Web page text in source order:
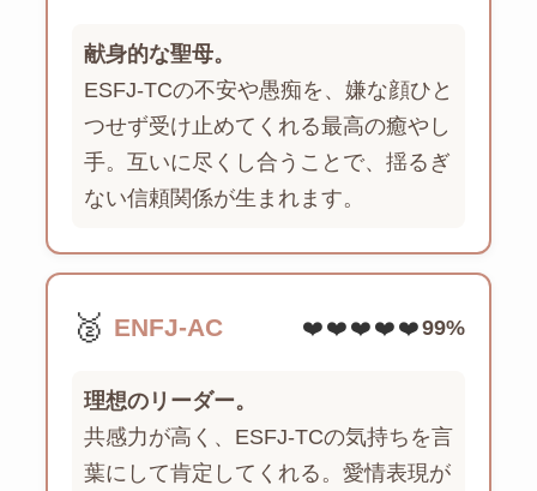
献身的な聖母。
ESFJ-TCの不安や愚痴を、嫌な顔ひと
つせず受け止めてくれる最高の癒やし
手。互いに尽くし合うことで、揺るぎ
ない信頼関係が生まれます。
🥈 ENFJ-AC ❤️❤️❤️❤️❤️99%
理想のリーダー。
共感力が高く、ESFJ-TCの気持ちを言
葉にして肯定してくれる。愛情表現が